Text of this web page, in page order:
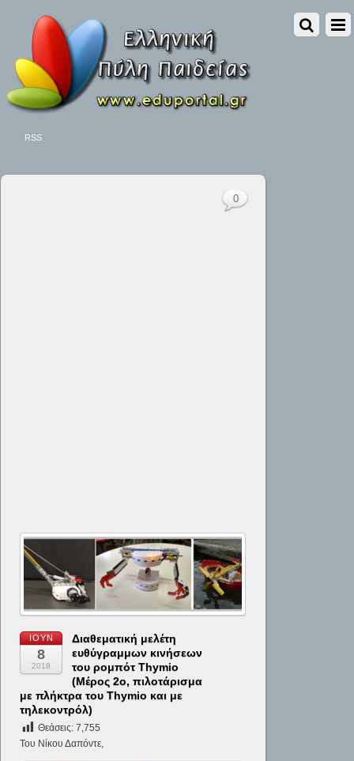
RSS
ΙΟΎΝ
8
2018
Διαθεματική μελέτη
ευθύγραμμων κινήσεων
του ρομπότ Thymio
(Μέρος 2ο, πιλοτάρισμα
με πλήκτρα του Thymio και με
τηλεκοντρόλ)
Θεάσεις: 7,755
Του Νίκου Δαπόντε,
0